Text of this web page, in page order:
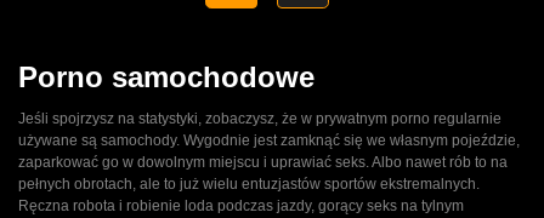
Porno samochodowe
Jeśli spojrzysz na statystyki, zobaczysz, że w prywatnym porno regularnie
używane są samochody. Wygodnie jest zamknąć się we własnym pojeździe,
zaparkować go w dowolnym miejscu i uprawiać seks. Albo nawet rób to na
pełnych obrotach, ale to już wielu entuzjastów sportów ekstremalnych.
Ręczna robota i robienie loda podczas jazdy, gorący seks na tylnym